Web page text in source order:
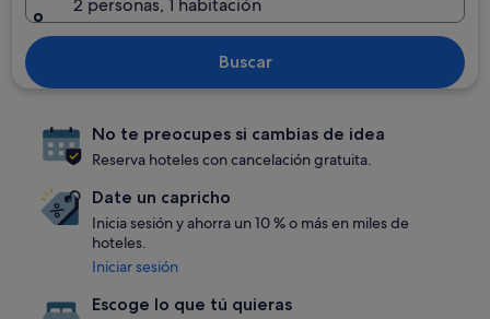
2 personas, 1 habitación
Buscar
No te preocupes si cambias de idea
Reserva hoteles con cancelación gratuita.
Date un capricho
Inicia sesión y ahorra un 10 % o más en miles de
hoteles.
Iniciar sesión
Escoge lo que tú quieras